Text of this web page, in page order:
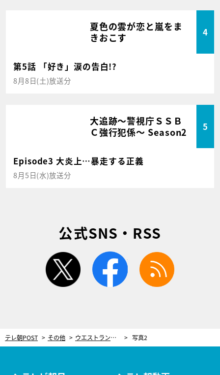
夏色の雲が恋と嵐をま
きおこす
4
第5話 「好き」涙の告白!?
8月8日(土)放送分
大追跡～警視庁ＳＳＢ
Ｃ強行犯係～ Season2
5
Episode3 大炎上…暴走する正義
8月5日(水)放送分
公式SNS・RSS
twitter facebook
テレ朝POST その他 ウエストランド井口、エゴサで「嬉しい気持ち」になる理由。アンチの“手のひら返し”には「どうせ…」 写真2